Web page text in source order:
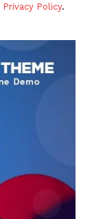
Privacy Policy.